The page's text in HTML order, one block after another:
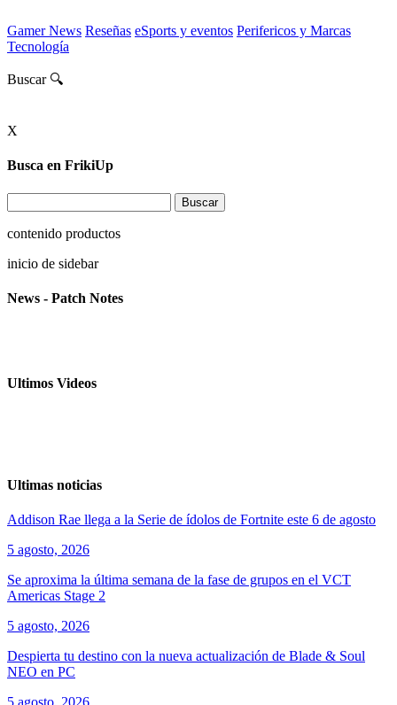
Gamer News Reseñas eSports y eventos Perifericos y Marcas
Tecnología
Buscar 🔍
X
Busca en FrikiUp
contenido productos
inicio de sidebar
News - Patch Notes
Ultimos Videos
Ultimas noticias
Addison Rae llega a la Serie de ídolos de Fortnite este 6 de agosto
5 agosto, 2026
Se aproxima la última semana de la fase de grupos en el VCT
Americas Stage 2
5 agosto, 2026
Despierta tu destino con la nueva actualización de Blade & Soul
NEO en PC